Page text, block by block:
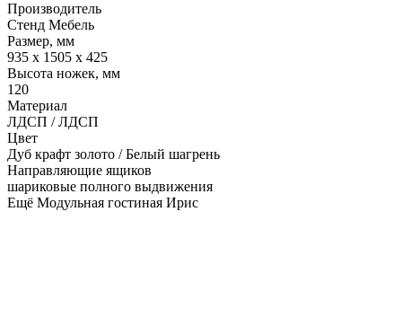
Производитель
Стенд Мебель
Размер, мм
935 х 1505 х 425
Высота ножек, мм
120
Материал
ЛДСП / ЛДСП
Цвет
Дуб крафт золото / Белый шагрень
Направляющие ящиков
шариковые полного выдвижения
Ещё Модульная гостиная Ирис